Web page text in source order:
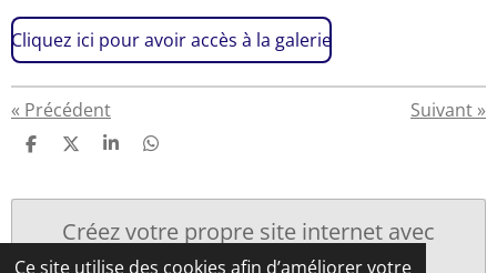
Ce site utilise des cookies afin d’améliorer votre
Cliquez ici pour avoir accès à la galerie
« Précédent Suivant »
P
t
g
P
t
a
g
P
t
g
P
t
a
g
Créez votre propre site internet avec
Webador